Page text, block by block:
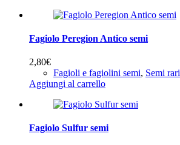
Fagiolo Peregion Antico semi
2,80€
Fagioli e fagiolini semi, Semi rari
Aggiungi al carrello
Fagiolo Sulfur semi